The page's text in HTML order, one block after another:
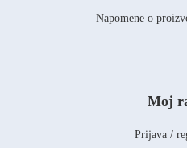
Napomene o
Moj
Prijava /